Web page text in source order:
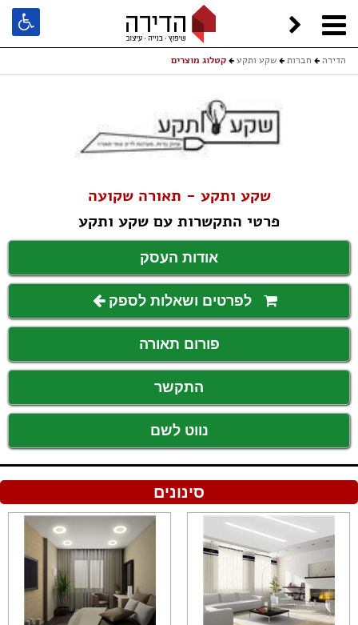
הדירה חברות שקע ותקע קטלוג מוצרים
שקע ותקע - תאורה שקועה
פרטי התקשרות עם שקע ותקע
אודות העסק
לפרטים ושאלות לספק
פורום תאורה
התקשר
נווט לשם
סינונים